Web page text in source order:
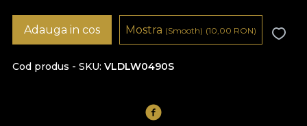
Cod produs - SKU VLDLW0490S
Adauga in cos Mostra (Smooth) (10,00 RON)